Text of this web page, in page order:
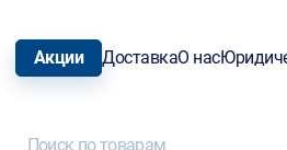
Акции ДоставкаО нас